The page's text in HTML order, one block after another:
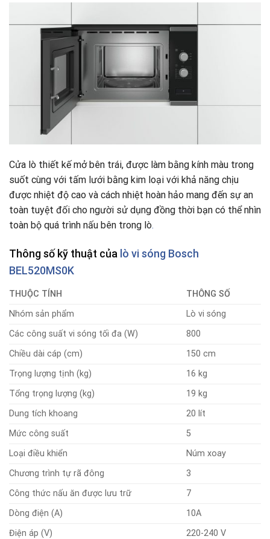
Cửa lò thiết kế mở bên trái, được làm bằng kính màu trong
suốt cùng với tấm lưới bằng kim loại với khả năng chịu
được nhiệt độ cao và cách nhiệt hoàn hảo mang đến sự an
toàn tuyệt đối cho người sử dụng đồng thời bạn có thể nhìn
toàn bộ quá trình nấu bên trong lò.
Thông số kỹ thuật của lò vi sóng Bosch
BEL520MS0K
THUỘC TÍNH
THÔNG SỐ
Nhóm sản phẩm
Lò vi sóng
Các công suất vi sóng tối đa (W)
800
Chiều dài cáp (cm)
150 cm
Trọng lượng tịnh (kg)
16 kg
Tổng trọng lượng (kg)
19 kg
Dung tích khoang
20 lít
Mức công suất
5
Loại điều khiển
Núm xoay
Chương trình tự rã đông
3
Công thức nấu ăn được lưu trữ
7
Dòng điện (A)
10A
Điện áp (V)
220-240 V